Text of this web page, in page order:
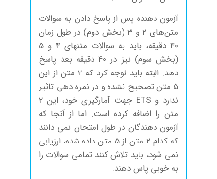
آزمون دهنده پس از پاسخ دادن به سوالات
متن‌های 2 و 3 (بخش دوم) در طول زمان
40 دقیقه، باید به سوالات متنهای 4 و 5
(بخش سوم) نیز در 40 دقیقه بعد پاسخ
دهد. البته باید توجه کرد که 2 متن از این
5 متن تصحیح نشده و در نمره دهی تاثیر
ندارد و ETS جهت آمارگیری خود، این 2
متن را اضافه کرده است. اما از آنجا که
آزمون دهندگان در طول امتحان نمی دانند
که کدام 2 متن از 5 متن داده شده، ارزیابی
نمی شود، باید تلاش کنند تمامی سوالات را
به خوبی پاس دهند.